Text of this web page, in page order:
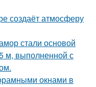
создаёт атмосферу
стали основой
м, выполненной с
окнами в